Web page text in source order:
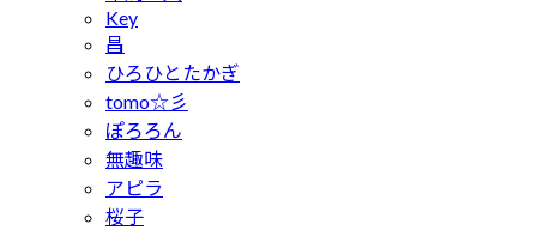
Key
昌
ひろひとたかぎ
tomo☆彡
ぽろろん
無趣味
アピラ
桜子